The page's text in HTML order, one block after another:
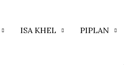
ISA KHEL PIPLAN